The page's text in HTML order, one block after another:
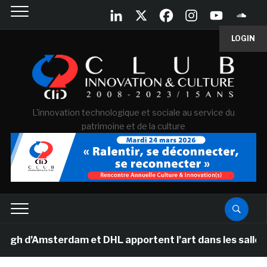
LOGIN
L'innovation technologique et sociale au service du
patrimoine et de la culture
d’Amsterdam et DHL apportent l’art dans les